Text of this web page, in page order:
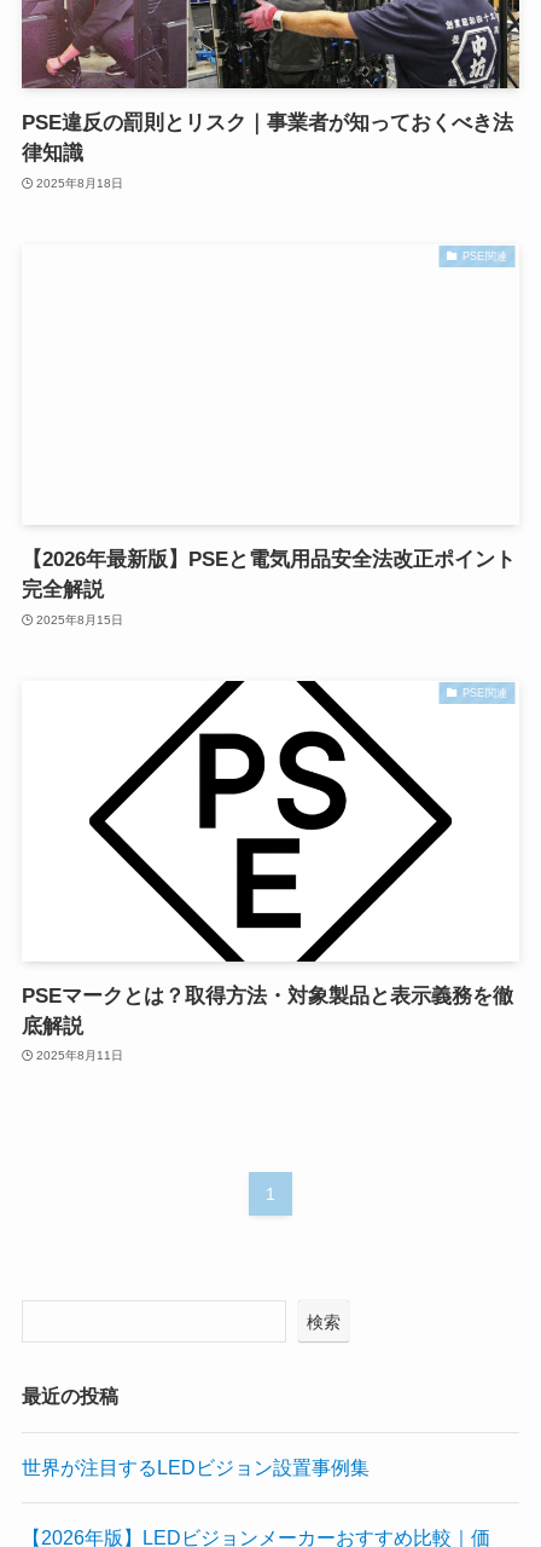
PSE違反の罰則とリスク｜事業者が知っておくべき法
律知識
2025年8月18日
PSE関連
【2026年最新版】PSEと電気用品安全法改正ポイント
完全解説
2025年8月15日
PSE関連
PSEマークとは？取得方法・対象製品と表示義務を徹
底解説
2025年8月11日
1
検索
最近の投稿
世界が注目するLEDビジョン設置事例集
【2026年版】LEDビジョンメーカーおすすめ比較｜価